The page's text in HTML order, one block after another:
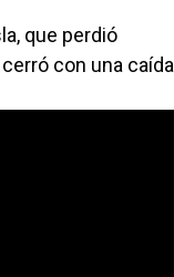
que perdió
con una caída